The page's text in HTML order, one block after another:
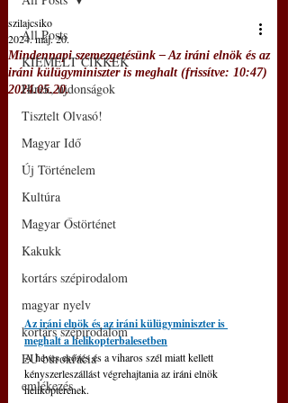
All Posts
KIEMELT CIKKEK
Hírek, újdonságok
Tisztelt Olvasó!
Magyar Idő
Új Történelem
Kultúra
Magyar Őstörténet
Kakukk
kortárs szépirodalom
magyar nyelv
kortárs szépirodalom
EU bürokrácia
emlékezés
Mindennapi szemezgetésünk – Az iráni elnök és az
iráni külügyminiszter is meghalt (frissítve: 10:47)
2024.05.20.
szilajcsiko
2024. máj. 20.
Az iráni elnök és az iráni külügyminiszter is
meghalt a helikopterbalesetben
A heves esőzés és a viharos szél miatt kellett
kényszerleszállást végrehajtania az iráni elnök
helikopterének.